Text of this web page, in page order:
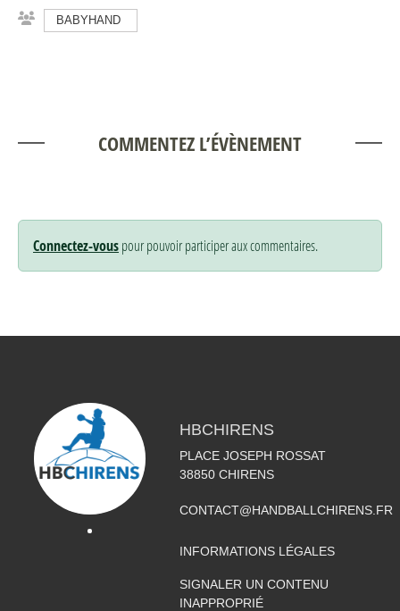
BABYHAND
COMMENTEZ L’ÉVÈNEMENT
Connectez-vouspour pouvoir participer aux commentaires.
HBCHIRENS
PLACE JOSEPH ROSSAT
38850 CHIRENS
CONTACT@HANDBALLCHIRENS.FR
INFORMATIONS LÉGALES
SIGNALER UN CONTENU
INAPPROPRIÉ